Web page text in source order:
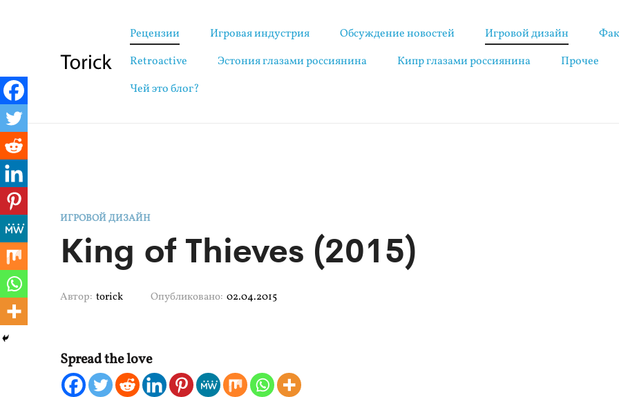
Рецензии Игровая индустрия Обсуждение новостей Игровой дизайн
Retroactive
Эстония глазами россиянина Кипр глазами россиянина
Прочее
Чей это блог?
ИГРОВОЙ ДИЗАЙН
King of Thieves (2015)
Автор: torick Опубликовано: 02.04.2015
Spread the love